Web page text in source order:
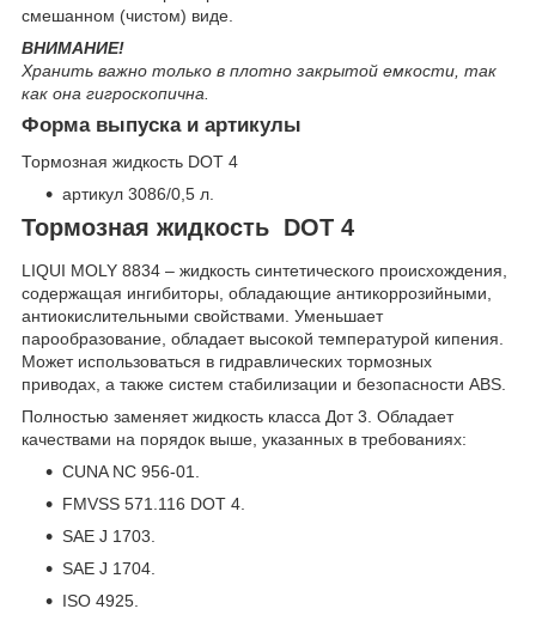
смешанном (чистом) виде.
ВНИМАНИЕ!
Хранить важно только в плотно закрытой емкости, так
как она гигроскопична.
Форма выпуска и артикулы
Тормозная жидкость DOT 4
артикул 3086/0,5 л.
Тормозная жидкость DOT 4
LIQUI MOLY 8834 – жидкость синтетического происхождения,
содержащая ингибиторы, обладающие антикоррозийными,
антиокислительными свойствами. Уменьшает
парообразование, обладает высокой температурой кипения.
Может использоваться в гидравлических тормозных
приводах, а также систем стабилизации и безопасности ABS.
Полностью заменяет жидкость класса Дот 3. Обладает
качествами на порядок выше, указанных в требованиях:
CUNA NC 956-01.
FMVSS 571.116 DOT 4.
SAE J 1703.
SAE J 1704.
ISO 4925.